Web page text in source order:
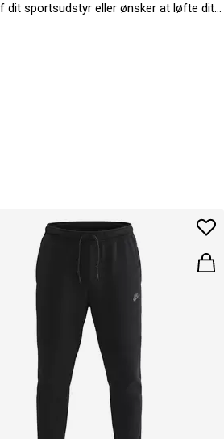
dit sportsudstyr eller ønsker at løfte dit
vil sammensætte et helt outfit med